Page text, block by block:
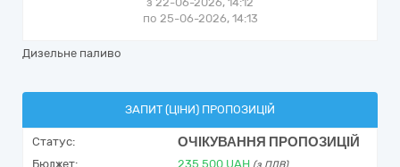
по 25-06-2026, 14:13
Дизельне паливо
ЗАПИТ (ЦІНИ) ПРОПОЗИЦІЙ
Статус: ОЧІКУВАННЯ ПРОПОЗИЦІЙ
Бюджет: 235 500 UAH